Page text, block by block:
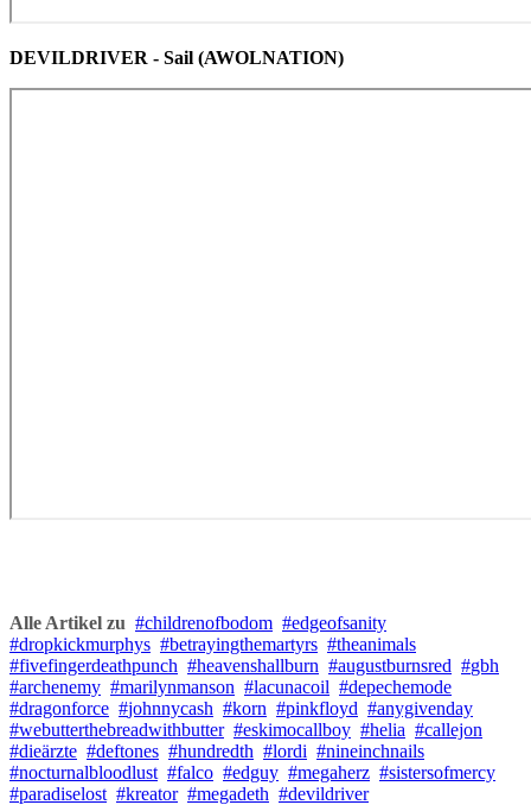
DEVILDRIVER - Sail (AWOLNATION)
Alle Artikel zu childrenofbodom
edgeofsanity
dropkickmurphys
betrayingthemartyrs
theanimals
fivefingerdeathpunch
heavenshallburn augustburnsred
gbh
archenemy
marilynmanson lacunacoil
depechemode
dragonforce
johnnycash korn pinkfloyd
anygivenday
webutterthebreadwithbutter
eskimocallboy helia
callejon
dieärzte
deftones hundredth lordi
nineinchnails
nocturnalbloodlust
falco edguy megaherz
sistersofmercy
paradiselost
kreator megadeth devildriver